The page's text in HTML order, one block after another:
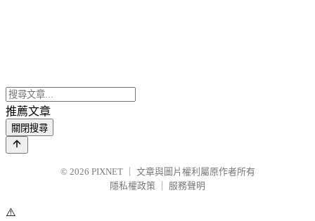
推薦文章
關閉搜尋
© 2026 PIXNET
文章與圖片權利屬原作者所有
隱私權政策
服務聲明
⚠️